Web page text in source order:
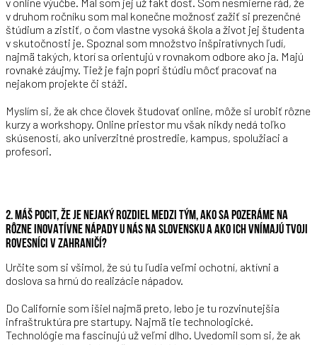
v druhom ročníku som mal konečne možnosť zažiť si prezenčné
štúdium a zistiť, o čom vlastne vysoká škola a život jej študenta
v skutočnosti je. Spoznal som množstvo inšpiratívnych ľudí,
najmä takých, ktorí sa orientujú v rovnakom odbore ako ja. Majú
rovnaké záujmy. Tiež je fajn popri štúdiu môcť pracovať na
nejakom projekte či stáži.
Myslím si, že ak chce človek študovať online, môže si urobiť rôzne
kurzy a workshopy. Online priestor mu však nikdy nedá toľko
skúseností, ako univerzitné prostredie, kampus, spolužiaci a
profesori.
2. MÁŠ POCIT, ŽE JE NEJAKÝ ROZDIEL MEDZI TÝM, AKO SA POZERÁME NA
RÔZNE INOVATÍVNE NÁPADY U NÁS NA SLOVENSKU A AKO ICH VNÍMAJÚ TVOJI
ROVESNÍCI V ZAHRANIČÍ?
Určite som si všimol, že sú tu ľudia veľmi ochotní, aktívni a
doslova sa hrnú do realizácie nápadov.
Do Californie som išiel najmä preto, lebo je tu rozvinutejšia
infraštruktúra pre startupy. Najmä tie technologické.
Technológie ma fascinujú už veľmi dlho. Uvedomil som si, že ak